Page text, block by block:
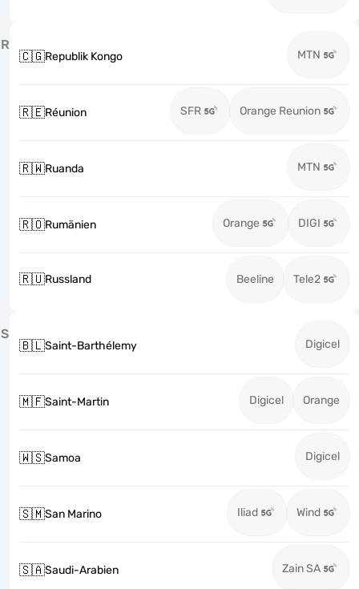
R
🇨🇬Republik Kongo MTN
🇷🇪Réunion SFR Orange Reunion
🇷🇼Ruanda MTN
🇷🇴Rumänien Orange DIGI
🇷🇺Russland Beeline Tele2
S
🇧🇱Saint-Barthélemy Digicel
🇲🇫Saint-Martin Digicel Orange
🇼🇸Samoa Digicel
🇸🇲San Marino Iliad Wind
🇸🇦Saudi-Arabien Zain SA